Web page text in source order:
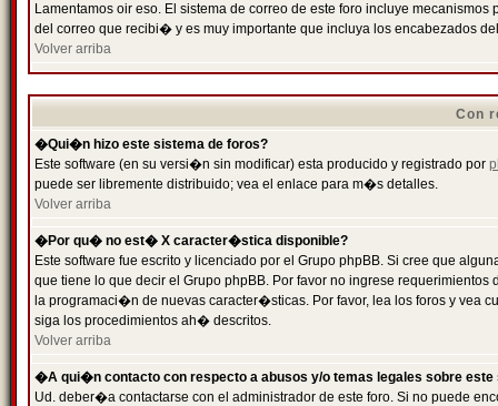
Lamentamos oir eso. El sistema de correo de este foro incluye
del correo que recibi� y es muy importante que incluya los encabezados
Volver arriba
Con
�Qui�n hizo este sistema de foros?
Este software (en su versi�n sin modificar) esta producido y registrado por
puede ser libremente distribuido; vea el enlace para m�s detalles.
Volver arriba
�Por qu� no est� X caracter�stica disponible?
Este software fue escrito y licenciado por el Grupo phpBB. Si cree que
que tiene lo que decir el Grupo phpBB. Por favor no ingrese
la programaci�n de nuevas caracter�sticas. Por favor, lea los foros y vea
siga los procedimientos ah� descritos.
Volver arriba
�A qui�n contacto con respecto a abusos y/o temas legales sobre este
Ud. deber�a contactarse con el administrador de este foro. Si no puede